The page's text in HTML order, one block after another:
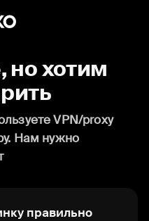
но хотим
VPN/proxy
Нам нужно
правильно